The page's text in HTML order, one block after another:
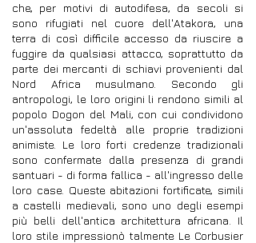
che, per motivi di autodifesa, da secoli si
sono rifugiati nel cuore dell'Atakora, una
terra di così difficile accesso da riuscire a
fuggire da qualsiasi attacco, soprattutto da
parte dei mercanti di schiavi provenienti dal
Nord Africa musulmano. Secondo gli
antropologi, le loro origini li rendono simili al
popolo Dogon del Mali, con cui condividono
un'assoluta fedeltà alle proprie tradizioni
animiste. Le loro forti credenze tradizionali
sono confermate dalla presenza di grandi
santuari - di forma fallica - all'ingresso delle
loro case. Queste abitazioni fortificate, simili
a castelli medievali, sono uno degli esempi
più belli dell'antica architettura africana. Il
loro stile impressionò talmente Le Corbusier